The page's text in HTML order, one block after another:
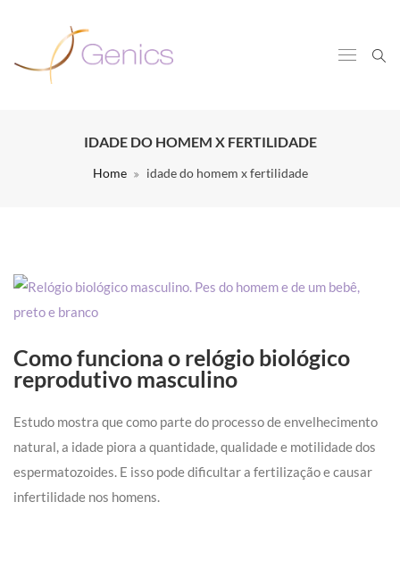
IDADE DO HOMEM X FERTILIDADE
Home idade do homem x fertilidade
Como funciona o relógio biológico
reprodutivo masculino
Estudo mostra que como parte do processo de envelhecimento
natural, a idade piora a quantidade, qualidade e motilidade dos
espermatozoides. E isso pode dificultar a fertilização e causar
infertilidade nos homens.